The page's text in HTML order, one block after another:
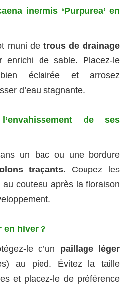
inermis ‘Purpurea’ en
muni de trous de drainage
enrichi de sable. Placez-le
éclairée et arrosez
d’eau stagnante.
de ses
un bac ou une bordure
traçants. Coupez les
au couteau après la floraison
en hiver ?
le d’un paillage léger
au pied. Évitez la taille
et placez-le de préférence